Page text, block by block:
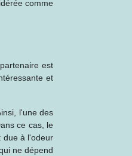
comme
est
et
l'une des
ce cas, le
due à l'odeur
ne dépend